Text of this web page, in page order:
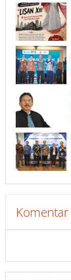
Komentar